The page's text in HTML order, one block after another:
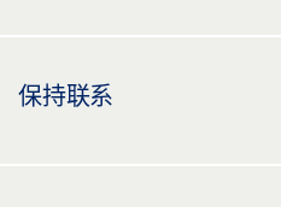
保持联系